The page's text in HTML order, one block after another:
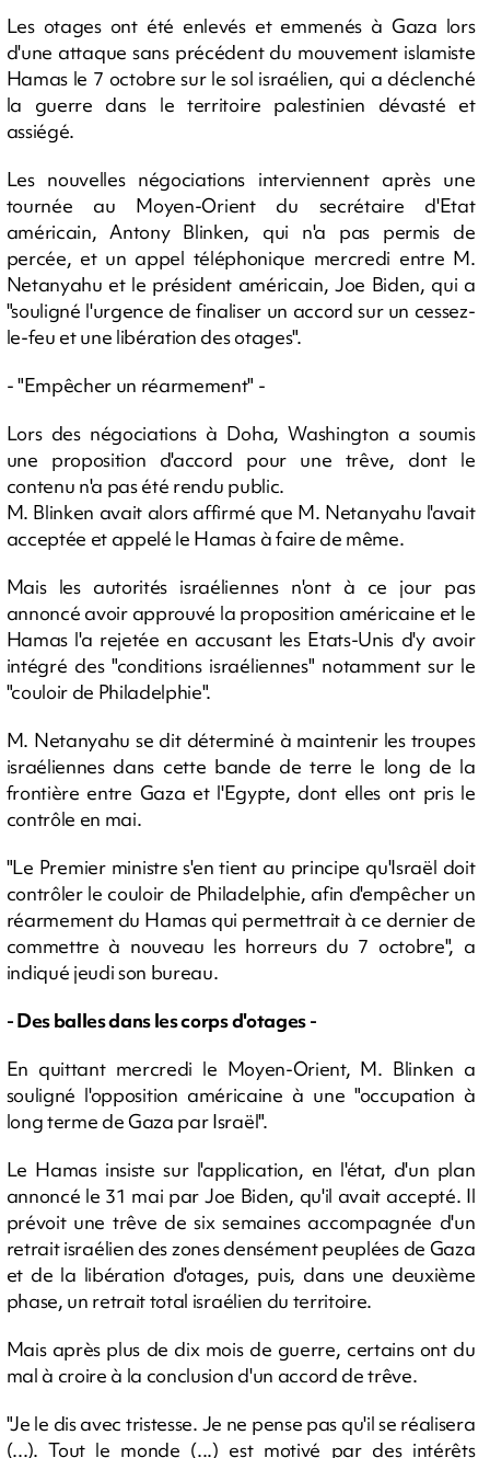
Les otages ont été enlevés et emmenés à Gaza lors
d'une attaque sans précédent du mouvement islamiste
Hamas le 7 octobre sur le sol israélien, qui a déclenché
la guerre dans le territoire palestinien dévasté et
assiégé.
Les nouvelles négociations interviennent après une
tournée au Moyen-Orient du secrétaire d'Etat
américain, Antony Blinken, qui n'a pas permis de
percée, et un appel téléphonique mercredi entre M.
Netanyahu et le président américain, Joe Biden, qui a
"souligné l'urgence de finaliser un accord sur un cessez-
le-feu et une libération des otages".
- "Empêcher un réarmement" -
Lors des négociations à Doha, Washington a soumis
une proposition d'accord pour une trêve, dont le
contenu n'a pas été rendu public.
M. Blinken avait alors affirmé que M. Netanyahu l'avait
acceptée et appelé le Hamas à faire de même.
Mais les autorités israéliennes n'ont à ce jour pas
annoncé avoir approuvé la proposition américaine et le
Hamas l'a rejetée en accusant les Etats-Unis d'y avoir
intégré des "conditions israéliennes" notamment sur le
"couloir de Philadelphie".
M. Netanyahu se dit déterminé à maintenir les troupes
israéliennes dans cette bande de terre le long de la
frontière entre Gaza et l'Egypte, dont elles ont pris le
contrôle en mai.
"Le Premier ministre s'en tient au principe qu'Israël doit
contrôler le couloir de Philadelphie, afin d'empêcher un
réarmement du Hamas qui permettrait à ce dernier de
commettre à nouveau les horreurs du 7 octobre", a
indiqué jeudi son bureau.
- Des balles dans les corps d'otages -
En quittant mercredi le Moyen-Orient, M. Blinken a
souligné l'opposition américaine à une "occupation à
long terme de Gaza par Israël".
Le Hamas insiste sur l'application, en l'état, d'un plan
annoncé le 31 mai par Joe Biden, qu'il avait accepté. Il
prévoit une trêve de six semaines accompagnée d'un
retrait israélien des zones densément peuplées de Gaza
et de la libération d'otages, puis, dans une deuxième
phase, un retrait total israélien du territoire.
Mais après plus de dix mois de guerre, certains ont du
mal à croire à la conclusion d'un accord de trêve.
"Je le dis avec tristesse. Je ne pense pas qu'il se réalisera
(...). Tout le monde (...) est motivé par des intérêts